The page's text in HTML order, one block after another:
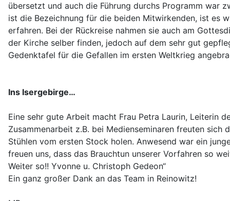
übersetzt und auch die Führung durchs Programm war
ist die Bezeichnung für die beiden Mitwirkenden, ist es
erfahren. Bei der Rückreise nahmen sie auch am
der Kirche selber finden, jedoch auf dem sehr gut
Gedenktafel für die Gefallen im ersten Weltkrieg
Ins Isergebirge…
Eine sehr gute Arbeit macht Frau Petra Laurin, Leiterin
Zusammenarbeit z.B. bei Medienseminaren freuten
Stühlen vom ersten Stock holen. Anwesend war ein
freuen uns, dass das Brauchtun unserer Vorfahren so
Weiter so!! Yvonne u. Christoph Gedeon“
Ein ganz großer Dank an das Team in Reinowitz!